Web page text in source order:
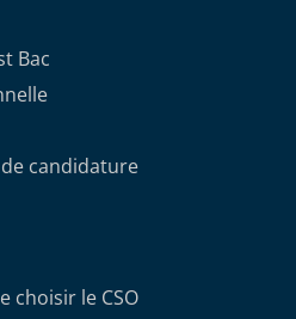
Bac
candidature
choisir le CSO